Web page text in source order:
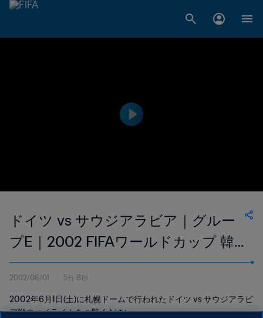
ドイツ vs サウジアラビア｜グルー
プE｜2002 FIFAワールドカップ 韓
国/日本｜ハイライト
2002/06/01 5分 8秒
2002年6月1日(土)に札幌ドームで行われたドイツ vs サウジアラビ
ア戦のハイライトをご覧ください。